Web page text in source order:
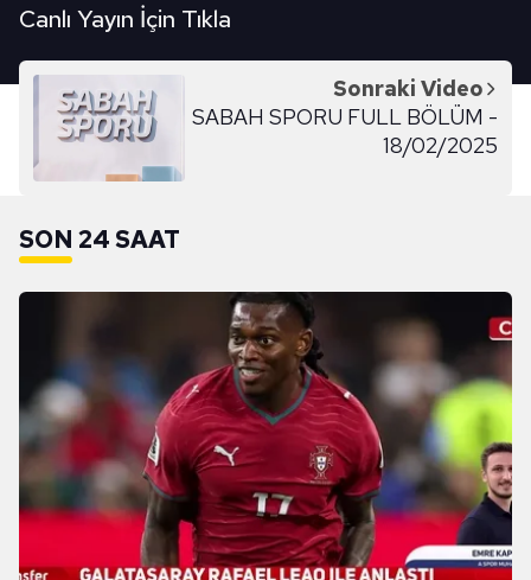
Canlı Yayın İçin Tıkla
Sonraki Video
SABAH SPORU FULL BÖLÜM -
18/02/2025
SON 24 SAAT